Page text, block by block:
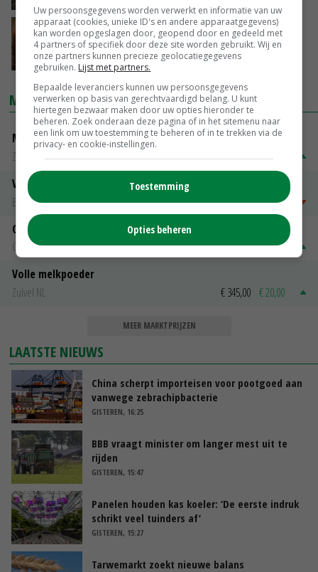
Schouten: geen opzet bij
coronabesmettingen nertsen
11-11-2020
MARKTPRIJZEN
Magere melkpoeder
Zuivel NL
€ 269,00 € 7,00
Vleeskuikens 2001-2600 gr
Barneveld
€ 1,09~ € 1,11
Gerst
Groningen
€ 197,00 € 2,00
Volle melkpoeder
Zuivel NL
€ 345,00 € 20,00
MEER MARKTPRIJZEN
LAATSTE NIEUWS
China scherpt importeisen voor pootgoed aan
vanwege zebrachipbacterie
GISTEREN, 16:25
BBB vraagt minister om langer mest uit te
rijden
GISTEREN, 15:47
Panelen houden kas koeler: ‘De eerste indruk
schrikt veel tuinders af’
GISTEREN, 15:27
Tarwemarkt zoekt nieuwe balans
Uw persoonsgegevens worden verwerkt en informatie van uw
apparaat (cookies, unieke ID's en andere apparaatgegevens)
kan worden opgeslagen door, geopend door en gedeeld met
4 partners of specifiek door deze site worden gebruikt. Wij en
onze partners kunnen precieze geolocatiegegevens
gebruiken. Lijst met partners.
Bepaalde leveranciers kunnen uw persoonsgegevens
verwerken op basis van gerechtvaardigd belang. U kunt
hiertegen bezwaar maken door uw opties hieronder te
beheren. Zoek onderaan deze pagina of in het sitemenu naar
een link om uw toestemming te beheren of in te trekken via de
privacy- en cookie-instellingen.
Toestemming
Opties beheren